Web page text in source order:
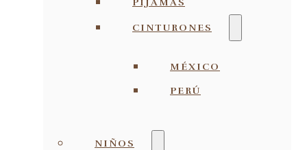
PIJAMAS
CINTURONES
MÉXICO
PERÚ
NIÑOS